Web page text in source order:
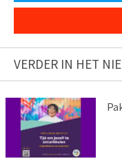
VERDER IN HET